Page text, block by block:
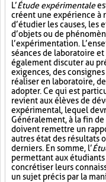
L’Étude expérimentale
créent une expérience à
d’étudier les causes, les
d’objets ou de
l’expérimentation.
séances de laboratoire
également discuter au
exigences, des
réaliser en laboratoire,
adopter. Ce qui est
revient aux élèves de
expérimental, lequel
Généralement, à la fin de
doivent remettre un
autres état des résultats
derniers. En somme, l’
permettant aux
concrétiser leurs
un sujet précis par la